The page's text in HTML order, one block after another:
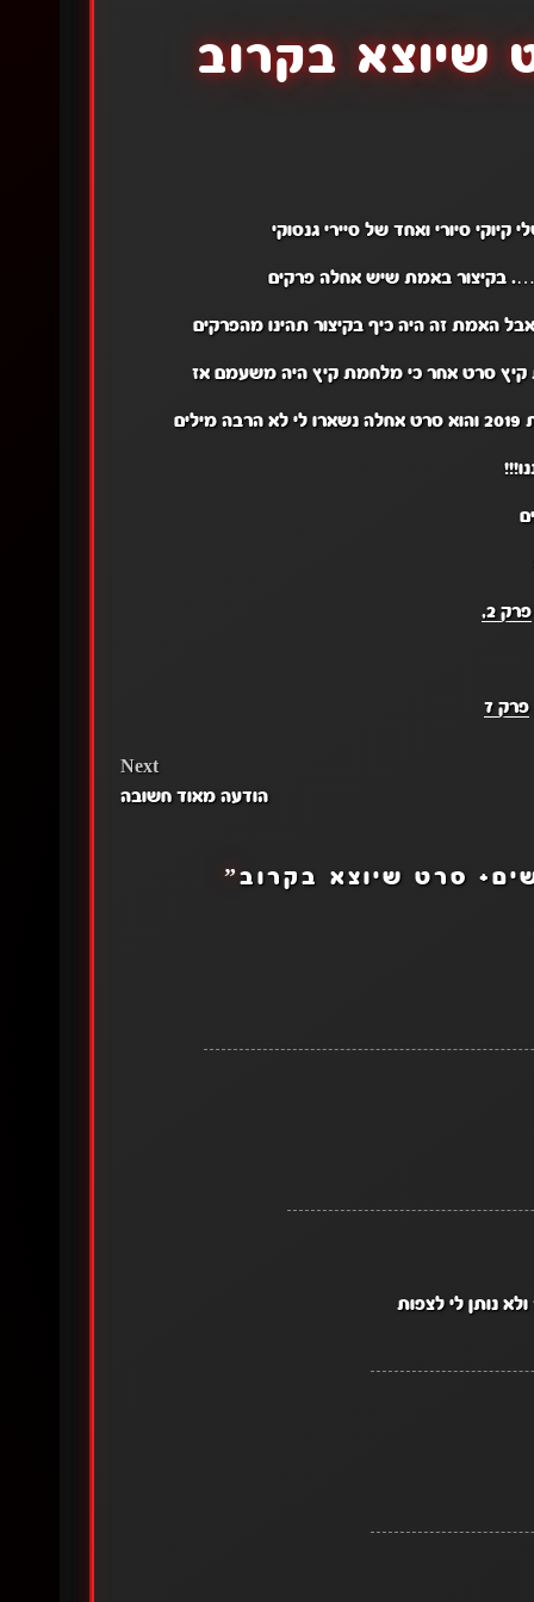
שיוצא בקרוב
סיורי ואחד של סיירי גנסוקי
בקיצור באמת שיש אחלה פרקים
האמת זה היה כיף בקיצור תהינו מהפרקים
סרט אחר כי מלחמת קיץ היה משעמם אז
פרק 2,
פרק 7
Next
הודעה מאוד חשובה
סרט שיוצא בקרוב”